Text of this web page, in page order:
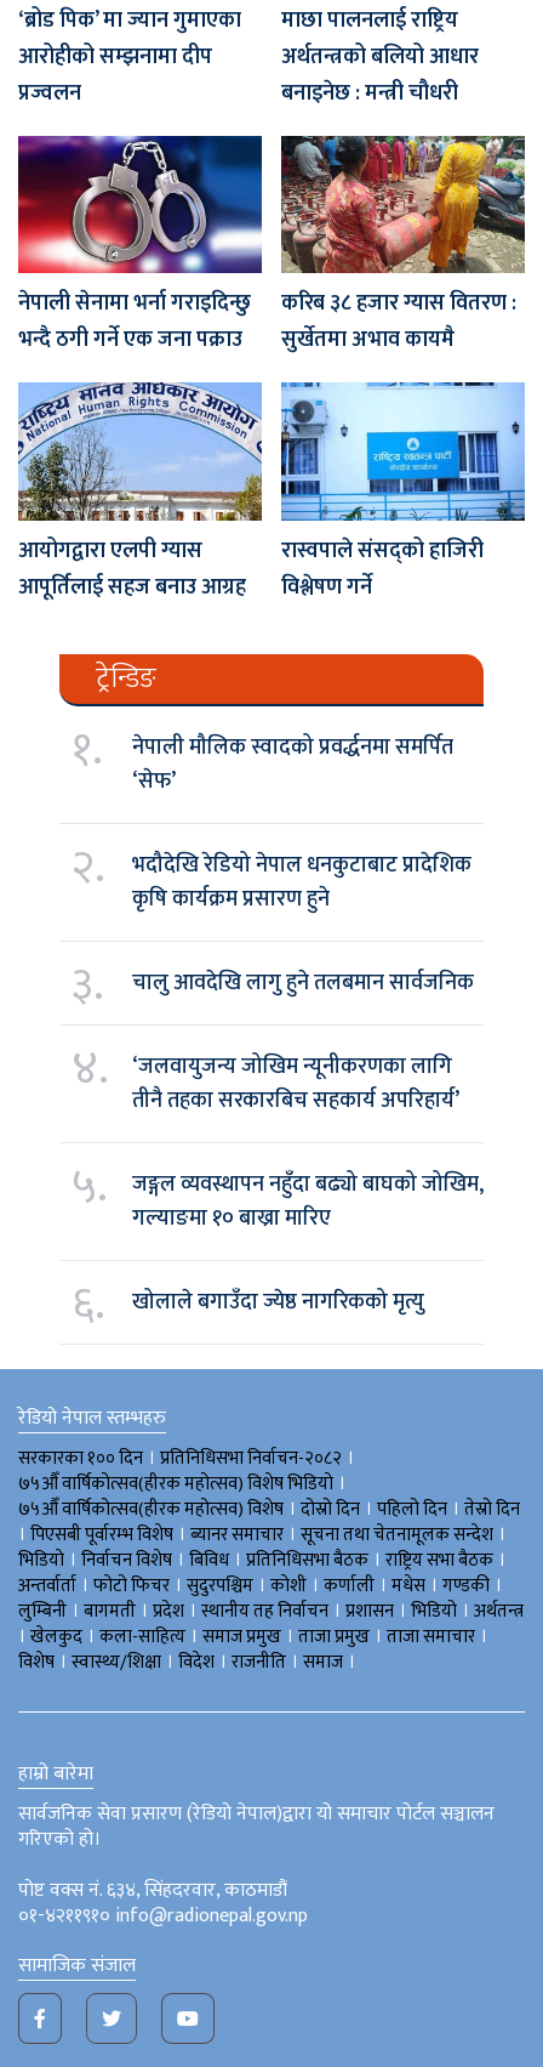
‘ब्रोड पिक’ मा ज्यान गुमाएका
आरोहीको सम्झनामा दीप
प्रज्वलन
माछा पालनलाई राष्ट्रिय
अर्थतन्त्रको बलियो आधार
बनाइनेछ : मन्त्री चौधरी
नेपाली सेनामा भर्ना गराइदिन्छु
भन्दै ठगी गर्ने एक जना पक्राउ
करिब ३८ हजार ग्यास वितरण :
सुर्खेतमा अभाव कायमै
आयोगद्वारा एलपी ग्यास
आपूर्तिलाई सहज बनाउ आग्रह
रास्वपाले संसद्को हाजिरी
विश्लेषण गर्ने
ट्रेन्डिङ
१.
नेपाली मौलिक स्वादको प्रवर्द्धनमा समर्पित
‘सेफ’
२.
भदौदेखि रेडियो नेपाल धनकुटाबाट प्रादेशिक
कृषि कार्यक्रम प्रसारण हुने
३. चालु आवदेखि लागु हुने तलबमान सार्वजनिक
४.
‘जलवायुजन्य जोखिम न्यूनीकरणका लागि
तीनै तहका सरकारबिच सहकार्य अपरिहार्य’
५.
जङ्गल व्यवस्थापन नहुँदा बढ्यो बाघको जोखिम,
गल्याङमा १० बाख्रा मारिए
६. खोलाले बगाउँदा ज्येष्ठ नागरिकको मृत्यु
रेडियो नेपाल स्तम्भहरु
सरकारका १०० दिन । प्रतिनिधिसभा निर्वाचन-२०८२ ।
७५औँ वार्षिकोत्सव(हीरक महोत्सव) विशेष भिडियाे ।
७५औँ वार्षिकोत्सव(हीरक महोत्सव) विशेष । दोस्रो दिन । पहिलो दिन । तेस्रो दिन
। पिएसबी पूर्वारम्भ विशेष । ब्यानर समाचार । सूचना तथा चेतनामूलक सन्देश ।
भिडियाे । निर्वाचन विशेष । बिविध। प्रतिनिधिसभा बैठक । राष्ट्रिय सभा बैठक ।
अन्तर्वार्ता । फोटो फिचर । सुदुरपश्चिम । काेशी । कर्णाली । मधेस । गण्डकी ।
लुम्बिनी । बागमती । प्रदेश । स्थानीय तह निर्वाचन । प्रशासन । भिडियो । अर्थतन्त्र
। खेलकुद । कला-साहित्य । समाज प्रमुख । ताजा प्रमुख । ताजा समाचार ।
विशेष । स्वास्थ्य/शिक्षा । विदेश । राजनीति । समाज ।
हाम्रो बारेमा
सार्वजनिक सेवा प्रसारण (रेडियो नेपाल)द्वारा यो समाचार पोर्टल सञ्चालन
गरिएको हो।
पोष्ट वक्स नं. ६३४, सिंहदरवार, काठमाडौं
०१-४२११९१० info@radionepal.gov.np
सामाजिक संजाल